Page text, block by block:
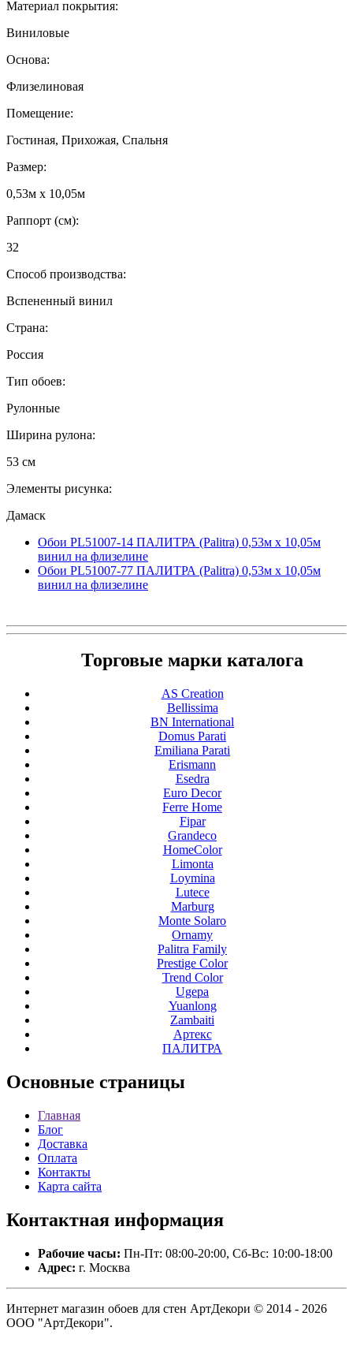
Материал покрытия:
Виниловые
Основа:
Флизелиновая
Помещение:
Гостиная, Прихожая, Спальня
Размер:
0,53м x 10,05м
Раппорт (см):
32
Способ производства:
Вспененный винил
Страна:
Россия
Тип обоев:
Рулонные
Ширина рулона:
53 см
Элементы рисунка:
Дамаск
Обои PL51007-14 ПАЛИТРА (Palitra) 0,53м x 10,05м
винил на флизелине
Обои PL51007-77 ПАЛИТРА (Palitra) 0,53м x 10,05м
винил на флизелине
Торговые марки каталога
AS Creation
Bellissima
BN International
Domus Parati
Emiliana Parati
Erismann
Esedra
Euro Decor
Ferre Home
Fipar
Grandeco
HomeColor
Limonta
Loymina
Lutece
Marburg
Monte Solaro
Ornamy
Palitra Family
Prestige Color
Trend Color
Ugepa
Yuanlong
Zambaiti
Артекс
ПАЛИТРА
Основные страницы
Главная
Блог
Доставка
Оплата
Контакты
Карта сайта
Контактная информация
Рабочие часы: Пн-Пт: 08:00-20:00, Сб-Вс: 10:00-18:00
Адрес: г. Москва
Интернет магазин обоев для стен АртДекори © 2014 - 2026
ООО "АртДекори".